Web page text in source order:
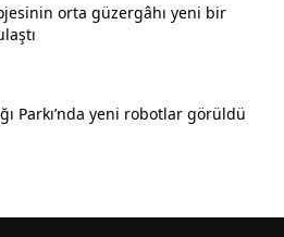
orta güzergâhı yeni bir
Parkı’nda yeni robotlar görüldü